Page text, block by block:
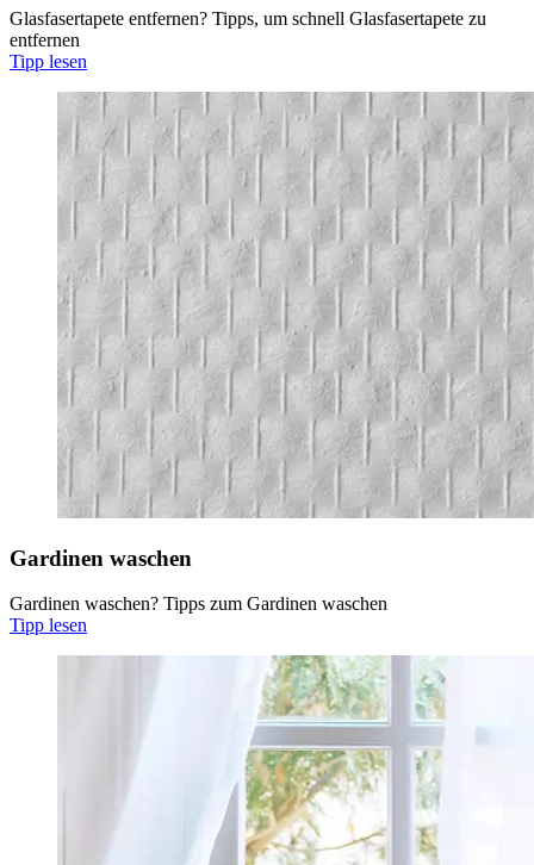
Glasfasertapete entfernen? Tipps, um schnell Glasfasertapete zu
entfernen
Tipp lesen
Gardinen waschen
Gardinen waschen? Tipps zum Gardinen waschen
Tipp lesen